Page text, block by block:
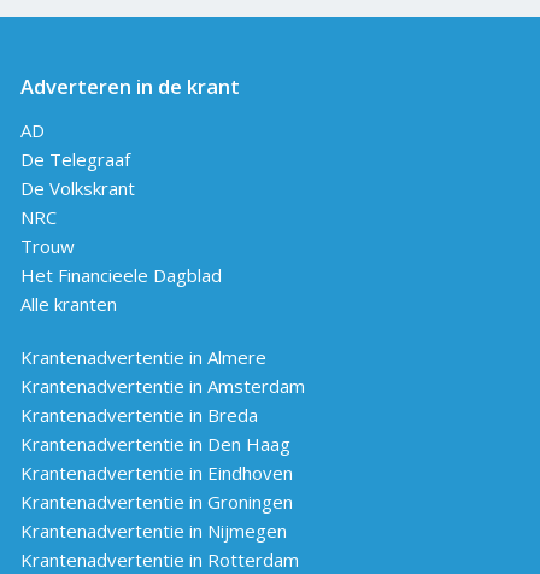
Adverteren in de krant
AD
De Telegraaf
De Volkskrant
NRC
Trouw
Het Financieele Dagblad
Alle kranten
Krantenadvertentie in Almere
Krantenadvertentie in Amsterdam
Krantenadvertentie in Breda
Krantenadvertentie in Den Haag
Krantenadvertentie in Eindhoven
Krantenadvertentie in Groningen
Krantenadvertentie in Nijmegen
Krantenadvertentie in Rotterdam